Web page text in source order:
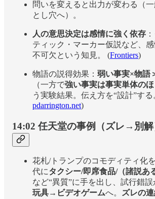
問いを変えると出力が変わる（
とし穴へ）。
人の意思決定は感情に強く依存
ティック・マーカー仮説など、
不可欠という知見。 (Frontiers)
物語の説得効果： 弱い事実×物語
（一方で強い事実は事実単体のほ
う実験結果。伝え方を“設計”する
pdarrington.net)
14:02 任天堂の事例（ズレ→別解
花札/トランプのコモディティ化
代にタクシー/即席食品/（諸説あ
など“異質”に手を出し、試行錯誤
玩具→ビデオゲームへ。
ズレの